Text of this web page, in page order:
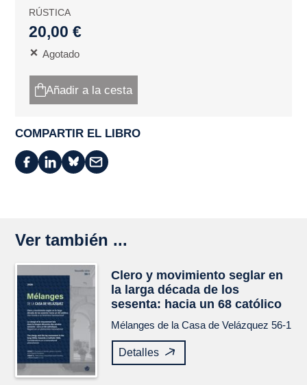
RÚSTICA
20,00 €
Agotado
Añadir a la cesta
COMPARTIR EL LIBRO
Ver también ...
Clero y movimiento seglar en
la larga década de los
sesenta: hacia un 68 católico
Mélanges de la Casa de Velázquez 56-1
Detalles